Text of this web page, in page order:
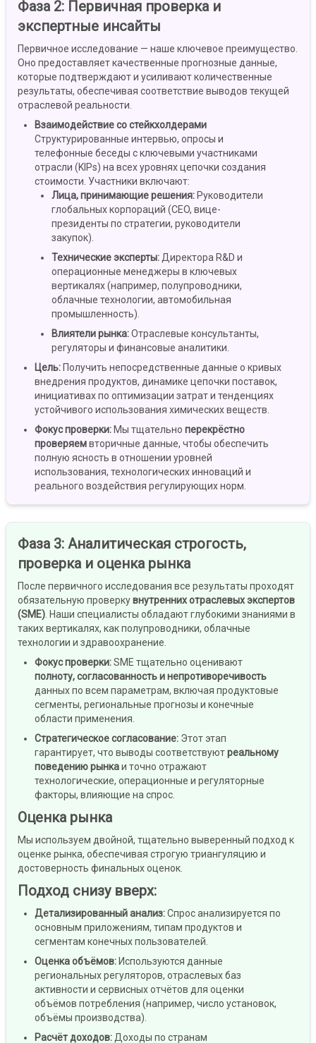
Фаза 2: Первичная проверка и
экспертные инсайты
Первичное исследование — наше ключевое преимущество.
Оно предоставляет качественные прогнозные данные,
которые подтверждают и усиливают количественные
результаты, обеспечивая соответствие выводов текущей
отраслевой реальности.
Взаимодействие со стейкхолдерами
Структурированные интервью, опросы и
телефонные беседы с ключевыми участниками
отрасли (KIPs) на всех уровнях цепочки создания
стоимости. Участники включают:
Лица, принимающие решения: Руководители
глобальных корпораций (CEO, вице-
президенты по стратегии, руководители
закупок).
Технические эксперты: Директора R&D и
операционные менеджеры в ключевых
вертикалях (например, полупроводники,
облачные технологии, автомобильная
промышленность).
Влиятели рынка:Отраслевые консультанты,
регуляторы и финансовые аналитики.
Цель: Получить непосредственные данные о кривых
внедрения продуктов, динамике цепочки поставок,
инициативах по оптимизации затрат и тенденциях
устойчивого использования химических веществ.
Фокус проверки: Мы тщательно перекрёстно
проверяемвторичные данные, чтобы обеспечить
полную ясность в отношении уровней
использования, технологических инноваций и
реального воздействия регулирующих норм.
Фаза 3: Аналитическая строгость,
проверка и оценка рынка
После первичного исследования все результаты проходят
обязательную проверкувнутренних отраслевых экспертов
(SME) . Наши специалисты обладают глубокими знаниями в
таких вертикалях, как полупроводники, облачные
технологии и здравоохранение.
Фокус проверки:SME тщательно оценивают
полноту, согласованность и непротиворечивость
данных по всем параметрам, включая продуктовые
сегменты, региональные прогнозы и конечные
области применения.
Стратегическое согласование: Этот этап
гарантирует, что выводы соответствуютреальному
поведению рынкаи точно отражают
технологические, операционные и регуляторные
факторы, влияющие на спрос.
Оценка рынка
Мы используем двойной, тщательно выверенный подход к
оценке рынка, обеспечивая строгую триангуляцию и
достоверность финальных оценок.
Подход снизу вверх:
Детализированный анализ:Спрос анализируется по
основным приложениям, типам продуктов и
сегментам конечных пользователей.
Оценка объёмов: Используются данные
региональных регуляторов, отраслевых баз
активности и сервисных отчётов для оценки
объёмов потребления (например, число установок,
объёмы производства).
Расчёт доходов: Доходы по странам